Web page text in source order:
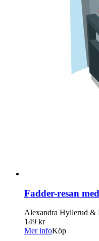
Fadder-resan
Alexandra Hyllerud &
149 kr
Mer infoKöp